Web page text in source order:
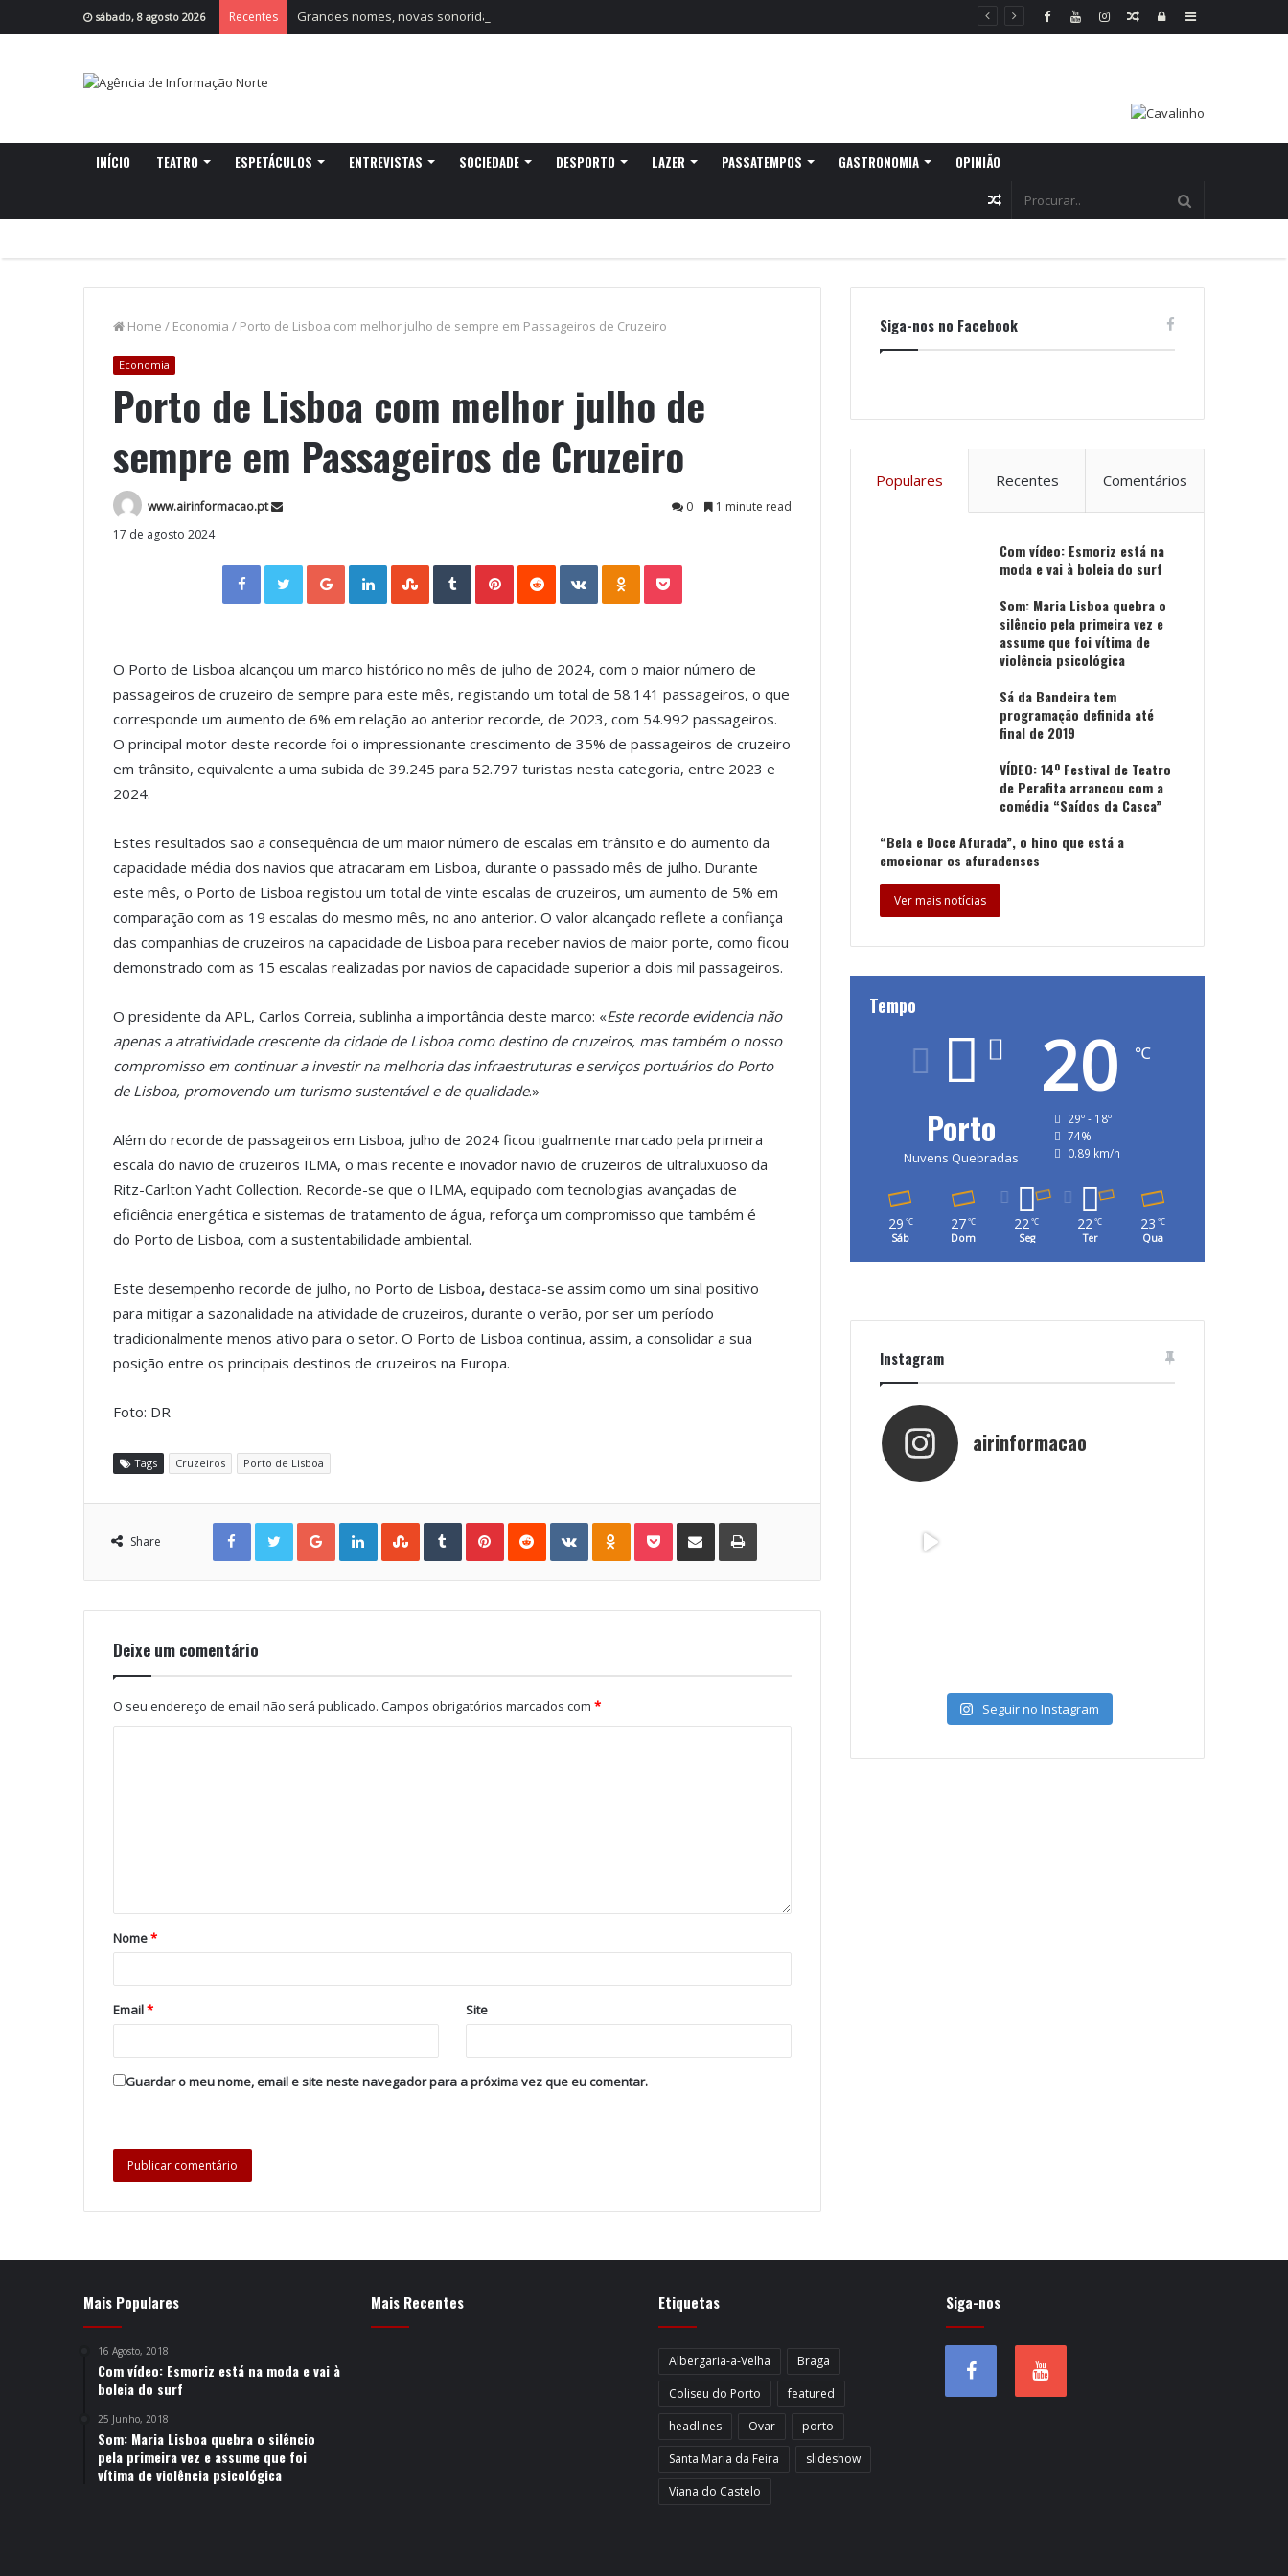
sábado, 8 agosto 2026 Recentes Grandes nomes, novas sonoridades e criação artística marcam a nova temporada do CTAL Sidebar
Log
Random
INÍCIO TEATRO ESPETÁCULOS ENTREVISTAS SOCIEDADE DESPORTO LAZER PASSATEMPOS GASTRONOMIA OPINIÃO
Random
Home / Economia / Porto de Lisboa com melhor julho de sempre em Passageiros de Cruzeiro
Economia
Porto de Lisboa com melhor julho de
sempre em Passageiros de Cruzeiro
www.airinformacao.pt 0
1 minute read
17 de agosto 2024
Facebook Twitter Google+ LinkedIn StumbleUpon Tumblr VKontakte
O Porto de Lisboa alcançou um marco histórico no mês de julho de 2024, com o maior número de
passageiros de cruzeiro de sempre para este mês, registando um total de 58.141 passageiros, o que
corresponde um aumento de 6% em relação ao anterior recorde, de 2023, com 54.992 passageiros.
O principal motor deste recorde foi o impressionante crescimento de 35% de passageiros de cruzeiro
em trânsito, equivalente a uma subida de 39.245 para 52.797 turistas nesta categoria, entre 2023 e
2024.
Estes resultados são a consequência de um maior número de escalas em trânsito e do aumento da
capacidade média dos navios que atracaram em Lisboa, durante o passado mês de julho. Durante
este mês, o Porto de Lisboa registou um total de vinte escalas de cruzeiros, um aumento de 5% em
comparação com as 19 escalas do mesmo mês, no ano anterior. O valor alcançado reflete a confiança
das companhias de cruzeiros na capacidade de Lisboa para receber navios de maior porte, como ficou
demonstrado com as 15 escalas realizadas por navios de capacidade superior a dois mil passageiros.
O presidente da APL, Carlos Correia, sublinha a importância deste marco: «Este recorde evidencia não
apenas a atratividade crescente da cidade de Lisboa como destino de cruzeiros, mas também o nosso
compromisso em continuar a investir na melhoria das infraestruturas e serviços portuários do Porto
de Lisboa, promovendo um turismo sustentável e de qualidade.»
Além do recorde de passageiros em Lisboa, julho de 2024 ficou igualmente marcado pela primeira
escala do navio de cruzeiros ILMA, o mais recente e inovador navio de cruzeiros de ultraluxuoso da
Ritz-Carlton Yacht Collection. Recorde-se que o ILMA, equipado com tecnologias avançadas de
eficiência energética e sistemas de tratamento de água, reforça um compromisso que também é
do Porto de Lisboa, com a sustentabilidade ambiental.
Este desempenho recorde de julho, no Porto de Lisboa, destaca-se assim como um sinal positivo
para mitigar a sazonalidade na atividade de cruzeiros, durante o verão, por ser um período
tradicionalmente menos ativo para o setor. O Porto de Lisboa continua, assim, a consolidar a sua
posição entre os principais destinos de cruzeiros na Europa.
Foto: DR
Tags Cruzeiros Porto de Lisboa
Share
Facebook Twitter Google+ LinkedIn StumbleUpon Tumblr Pinterest Reddit VKontakte Odnoklassniki Pocket Share via Email Print
Deixe um comentário
O seu endereço de email não será publicado. Campos obrigatórios marcados com *
Nome*
Email* Site
Guardar o meu nome, email e site neste navegador para a próxima vez que eu comentar.
Siga-nos no Facebook
Populares Recentes Comentários
Com vídeo: Esmoriz está na
moda e vai à boleia do surf
Som: Maria Lisboa quebra o
silêncio pela primeira vez e
assume que foi vítima de
violência psicológica
Sá da Bandeira tem
programação definida até
final de 2019
VÍDEO: 14º Festival de Teatro
de Perafita arrancou com a
comédia “Saídos da Casca”
“Bela e Doce Afurada”, o hino que está a
emocionar os afuradenses
Ver mais notícias
Tempo
Porto
Nuvens Quebradas
20 ℃
29º - 18º
74%
0.89 km/h
29 ℃
Sáb
27℃
Dom
22℃
Seg
22℃
Ter
23 ℃
Qua
Instagram
airinformacao
Seguir no Instagram
Mais Populares
16 Agosto, 2018
Com vídeo: Esmoriz está na moda e vai à
boleia do surf
25 Junho, 2018
Som: Maria Lisboa quebra o silêncio
pela primeira vez e assume que foi
vítima de violência psicológica
Mais Recentes Etiquetas
Albergaria-a-Velha
Braga
Coliseu do Porto
featured
headlines
Ovar
porto
Santa Maria da Feira
slideshow
Viana do Castelo
Siga-nos